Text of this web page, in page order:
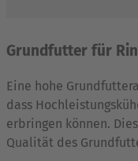
Grundfutter für
Eine hohe
dass
erbringen können.
Qualität des